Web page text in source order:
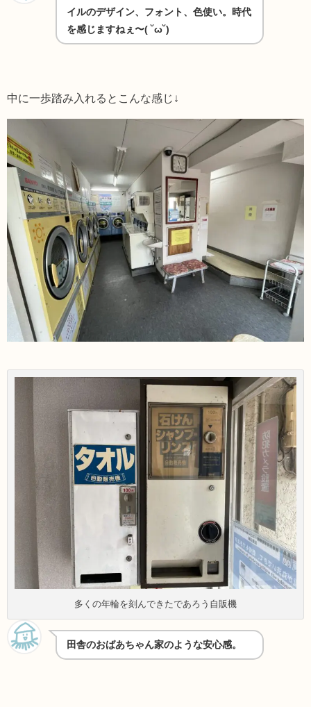
イルのデザイン、フォント、色使い。時代
を感じますねぇ〜( ˘ω˘)
中に一歩踏み入れるとこんな感じ↓
多くの年輪を刻んできたであろう自販機
田舎のおばあちゃん家のような安心感。